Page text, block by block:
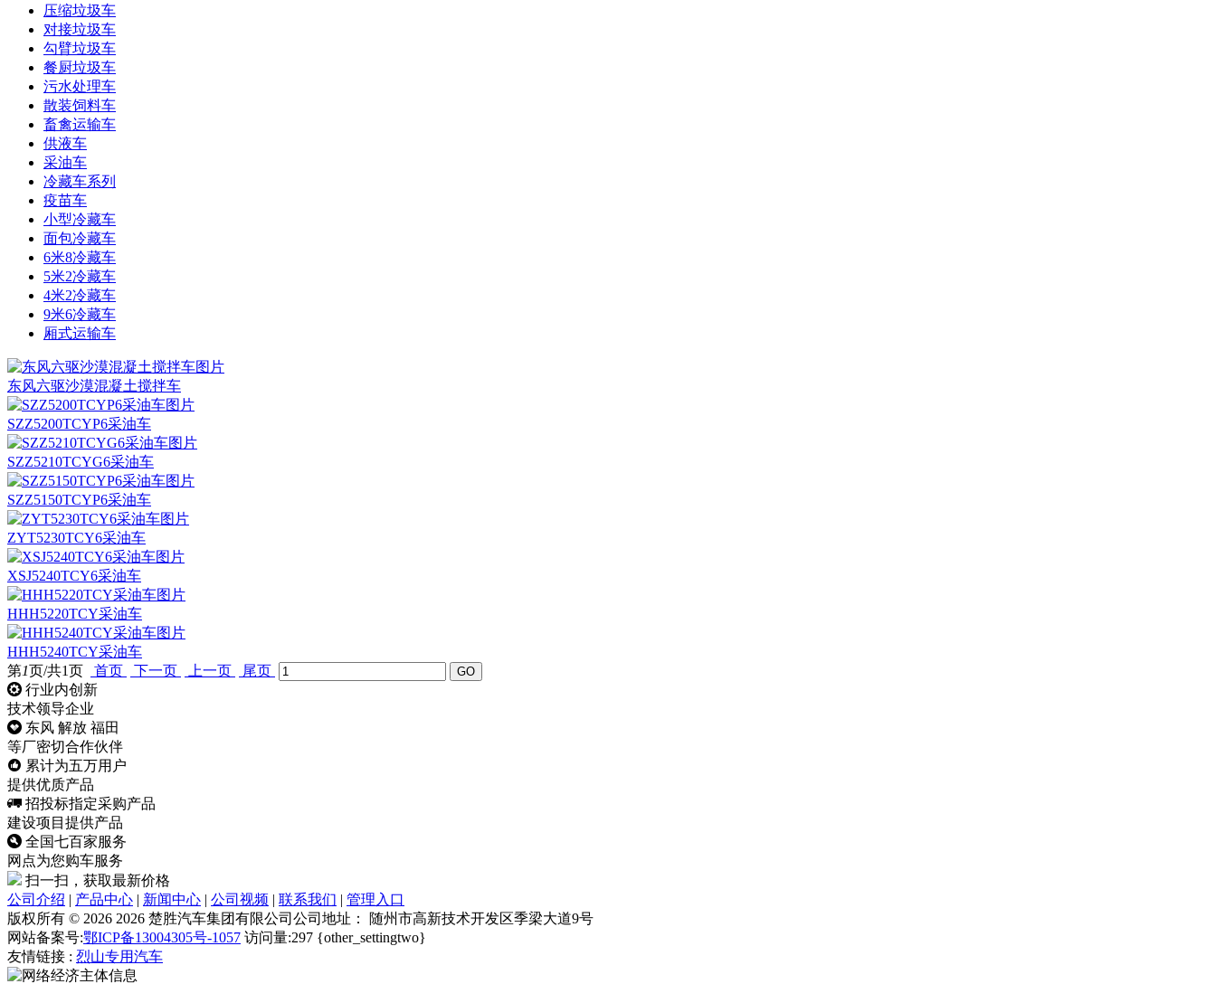
压缩垃圾车
对接垃圾车
勾臂垃圾车
餐厨垃圾车
污水处理车
散装饲料车
畜禽运输车
供液车
采油车
冷藏车系列
疫苗车
小型冷藏车
面包冷藏车
6米8冷藏车
5米2冷藏车
4米2冷藏车
9米6冷藏车
厢式运输车
东风六驱沙漠混凝土搅拌车
SZZ5200TCYP6采油车
SZZ5210TCYG6采油车
SZZ5150TCYP6采油车
ZYT5230TCY6采油车
XSJ5240TCY6采油车
HHH5220TCY采油车
HHH5240TCY采油车
第1页/共1页 首页 下一页 上一页
尾页
行业内创新
技术领导企业
东风 解放 福田
等厂密切合作伙伴
累计为五万用户
提供优质产品
招投标指定采购产品
建设项目提供产品
全国七百家服务
网点为您购车服务
扫一扫，获取最新价格
公司介绍 | 产品中心 | 新闻中心 | 公司视频 | 联系我们 | 管理入口
版权所有 © 2026 2026 楚胜汽车集团有限公司 公司地址： 随州市高新技术开发区季梁大道9号
网站备案号:鄂ICP备13004305号-1057 访问量:297 {other_settingtwo}
友情链接 : 烈山专用汽车